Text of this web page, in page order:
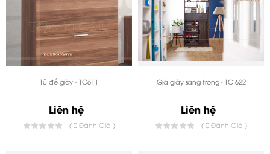
Tủ để giày - TC611
Liên hệ
( 0 Đánh Giá )
Giá giày sang trọng - TC 622
Liên hệ
( 0 Đánh Giá )